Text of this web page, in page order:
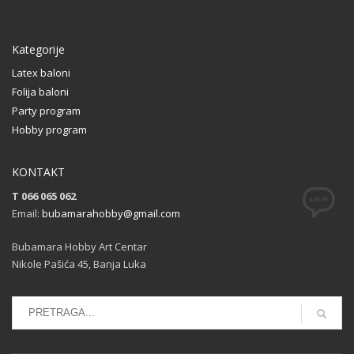
Kategorije
Latex baloni
Folija baloni
Party program
Hobby program
KONTAKT
T 066 065 062
Email: bubamarahobby@gmail.com
Bubamara Hobby Art Centar
Nikole Pašića 45, Banja Luka